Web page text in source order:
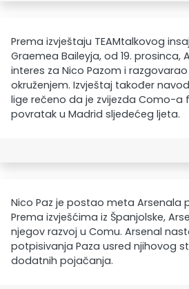
Prema izvještaju TEAMtalkovog
Graemea Baileyja, od 19. prosinca,
interes za Nico Pazom i
okruženjem. Izvještaj također
lige rečeno da je zvijezda Como-a
povratak u Madrid sljedećeg ljeta.
Nico Paz je postao meta Arsenala
Prema izvješćima iz Španjolske,
njegov razvoj u Comu. Arsenal
potpisivanja Paza usred njihovog
dodatnih pojačanja.